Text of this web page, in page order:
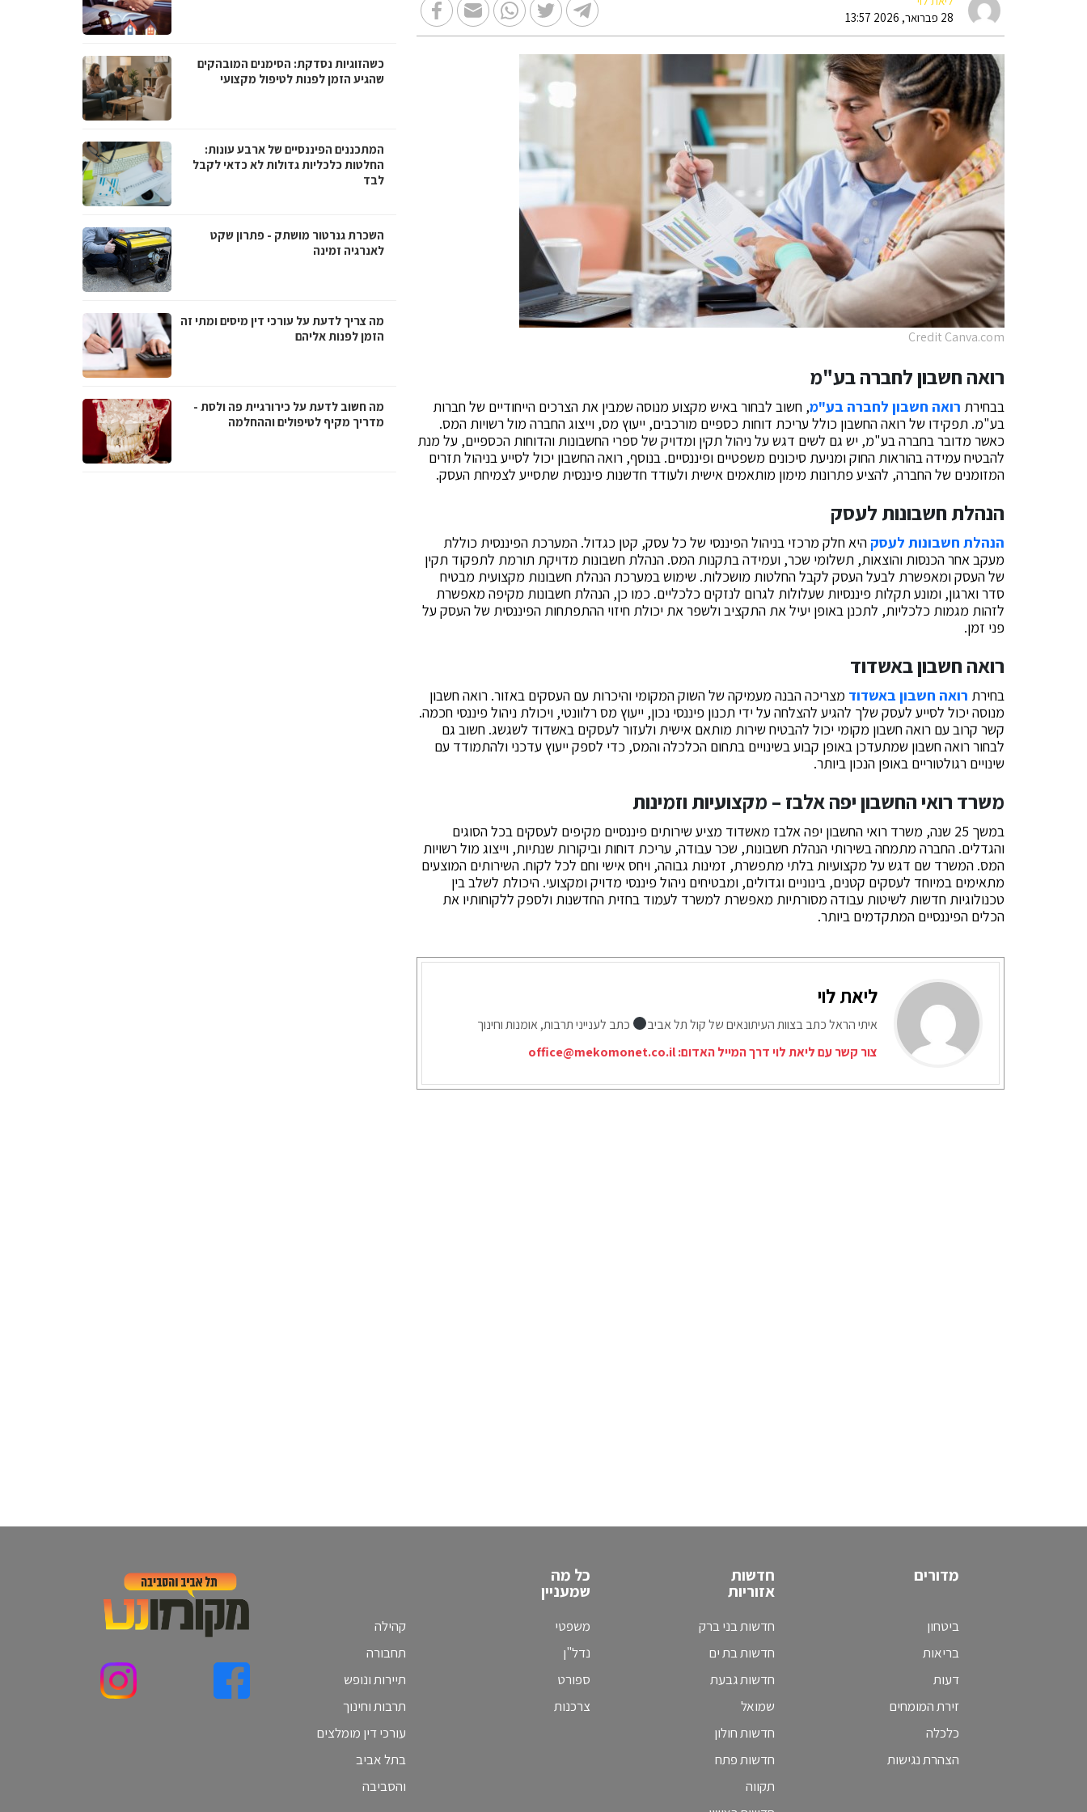
28 פברואר, 2026 13:57
Credit Canva.com
רואה חשבון לחברה בע"מ
בבחירת רואה חשבון לחברה בע"מ, חשוב לבחור באיש מקצוע מנוסה שמבין את הצרכים הייחודיים של חברות
בע"מ. תפקידו של רואה החשבון כולל עריכת דוחות כספיים מורכבים, ייעוץ מס, וייצוג החברה מול רשויות המס.
כאשר מדובר בחברה בע"מ, יש גם לשים דגש על ניהול תקין ומדויק של ספרי החשבונות והדוחות הכספיים, על מנת
להבטיח עמידה בהוראות החוק ומניעת סיכונים משפטיים ופיננסיים. בנוסף, רואה החשבון יכול לסייע בניהול תזרים
המזומנים של החברה, להציע פתרונות מימון מותאמים אישית ולעודד חדשנות פיננסית שתסייע לצמיחת העסק.
הנהלת חשבונות לעסק
הנהלת חשבונות לעסק היא חלק מרכזי בניהול הפיננסי של כל עסק, קטן כגדול. המערכת הפיננסית כוללת
מעקב אחר הכנסות והוצאות, תשלומי שכר, ועמידה בתקנות המס. הנהלת חשבונות מדויקת תורמת לתפקוד תקין
של העסק ומאפשרת לבעל העסק לקבל החלטות מושכלות. שימוש במערכת הנהלת חשבונות מקצועית מבטיח
סדר וארגון, ומונע תקלות פיננסיות שעלולות לגרום לנזקים כלכליים. כמו כן, הנהלת חשבונות מקיפה מאפשרת
לזהות מגמות כלכליות, לתכנן באופן יעיל את התקציב ולשפר את יכולת חיזוי ההתפתחות הפיננסית של העסק על
פני זמן.
רואה חשבון באשדוד
בחירת רואה חשבון באשדוד מצריכה הבנה מעמיקה של השוק המקומי והיכרות עם העסקים באזור. רואה חשבון
מנוסה יכול לסייע לעסק שלך להגיע להצלחה על ידי תכנון פיננסי נכון, ייעוץ מס רלוונטי, ויכולת ניהול פיננסי חכמה.
קשר קרוב עם רואה חשבון מקומי יכול להבטיח שירות מותאם אישית ולעזור לעסקים באשדוד לשגשג. חשוב גם
לבחור רואה חשבון שמתעדכן באופן קבוע בשינויים בתחום הכלכלה והמס, כדי לספק ייעוץ עדכני ולהתמודד עם
שינויים רגולטוריים באופן הנכון ביותר.
משרד רואי החשבון יפה אלבז – מקצועיות וזמינות
במשך 25 שנה, משרד רואי החשבון יפה אלבז מאשדוד מציע שירותים פיננסיים מקיפים לעסקים בכל הסוגים
והגדלים. החברה מתמחה בשירותי הנהלת חשבונות, שכר עבודה, עריכת דוחות וביקורות שנתיות, וייצוג מול רשויות
המס. המשרד שם דגש על מקצועיות בלתי מתפשרת, זמינות גבוהה, ויחס אישי וחם לכל לקוח. השירותים המוצעים
מתאימים במיוחד לעסקים קטנים, בינוניים וגדולים, ומבטיחים ניהול פיננסי מדויק ומקצועי. היכולת לשלב בין
טכנולוגיות חדשות לשיטות עבודה מסורתיות מאפשרת למשרד לעמוד בחזית החדשנות ולספק ללקוחותיו את
הכלים הפיננסיים המתקדמים ביותר.
ליאת לוי
איתי הראל כתב בצוות העיתונאים של קול תל אביב
כתב לענייני תרבות, אומנות וחינוך
צור קשר עם ליאת לוי דרך המייל האדום:office@mekomonet.co.il
כשהזוגיות נסדקת: הסימנים המובהקים
שהגיע הזמן לפנות לטיפול מקצועי
המתכננים הפיננסיים של ארבע עונות:
החלטות כלכליות גדולות לא כדאי לקבל
לבד
השכרת גנרטור מושתק - פתרון שקט
לאנרגיה זמינה
מה צריך לדעת על עורכי דין מיסים ומתי זה
הזמן לפנות אליהם
מה חשוב לדעת על כירורגיית פה ולסת -
מדריך מקיף לטיפולים וההחלמה
מדורים
ביטחון
בריאות
דעות
זירת המומחים
כלכלה
הצהרת נגישות
חדשות
אזוריות
חדשות בני ברק
חדשות בת ים
חדשות גבעת
שמואל
חדשות חולון
חדשות פתח
תקווה
כל מה
שמעניין
משפטי
נדל"ן
ספורט
צרכנות
קהילה
תחבורה
תיירות ונופש
תרבות וחינוך
עורכי דין מומלצים
בתל אביב
והסביבה